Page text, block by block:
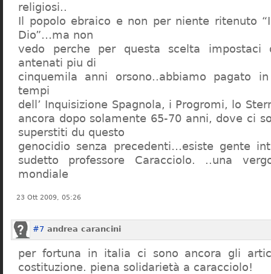
religiosi..
Il popolo ebraico e non per niente ritenuto
Dio”…ma non
vedo perche per questa scelta
antenati piu di
cinquemila anni orsono..abbiamo pagato
tempi
dell’ Inquisizione Spagnola, i Progromi, lo
ancora dopo solamente 65-70 anni, dove ci
superstiti du questo
genocidio senza precedenti…esiste gente
sudetto professore Caracciolo. ..una
mondiale
23 Ott 2009, 05:26
#7 andrea carancini
per fortuna in italia ci sono ancora gli
costituzione. piena solidarietà a caracciolo!